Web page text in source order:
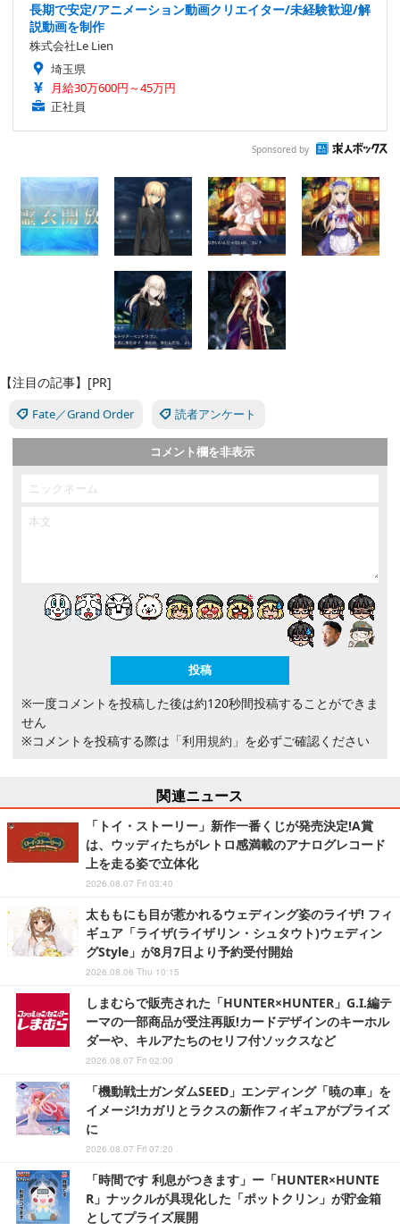
長期で安定/アニメーション動画クリエイター/未経験歓迎/解
説動画を制作
株式会社Le Lien
埼玉県
月給30万600円～45万円
正社員
Sponsored by
【注目の記事】[PR]
Fate／Grand Order 読者アンケート
コメント欄を非表示
※一度コメントを投稿した後は約120秒間投稿することができま
せん
※コメントを投稿する際は 「利用規約」 を必ずご確認ください
関連ニュース
「トイ・ストーリー」新作一番くじが発売決定!A賞
は、ウッディたちがレトロ感満載のアナログレコード
上を走る姿で立体化
2026.08.07 Fri 03:40
太ももにも目が惹かれるウェディング姿のライザ! フィ
ギュア「ライザ(ライザリン・シュタウト)ウェディン
グStyle」が8月7日より予約受付開始
2026.08.06 Thu 10:15
しまむらで販売された「HUNTER×HUNTER」G.I.編テ
ーマの一部商品が受注再販!カードデザインのキーホル
ダーや、キルアたちのセリフ付ソックスなど
2026.08.07 Fri 02:00
「機動戦士ガンダムSEED」エンディング「暁の車」を
イメージ!カガリとラクスの新作フィギュアがプライズ
に
2026.08.07 Fri 07:20
「時間です 利息がつきます」ー「HUNTER×HUNTE
R」ナックルが具現化した「ポットクリン」が貯金箱
としてプライズ展開